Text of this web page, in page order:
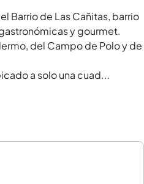
Barrio de Las Cañitas, barrio
y gourmet.
del Campo de Polo y de
a solo una cuad...